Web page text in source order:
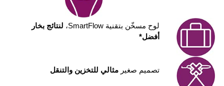
لوح مسخّن بتقنية SmartFlow،
لنتائج بخار
أفضل*
تصميم صغيرمثالي للتخزين والتنقل